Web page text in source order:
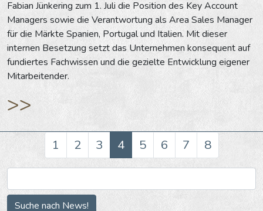
Fabian Jünkering zum 1. Juli die Position des Key Account
Managers sowie die Verantwortung als Area Sales Manager
für die Märkte Spanien, Portugal und Italien. Mit dieser
internen Besetzung setzt das Unternehmen konsequent auf
fundiertes Fachwissen und die gezielte Entwicklung eigener
Mitarbeitender.
>>
1 2 3 4 5 6 7 8